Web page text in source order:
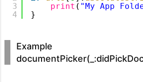
3
4
print ( "My App
}
Example